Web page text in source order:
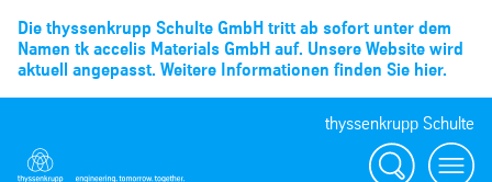
Die thyssenkrupp Schulte GmbH tritt ab sofort unter dem
Namen tk accelis Materials GmbH auf. Unsere Website wird
aktuell angepasst. Weitere Informationen finden Sie hier.
thyssenkrupp Schulte
Suche
Menü